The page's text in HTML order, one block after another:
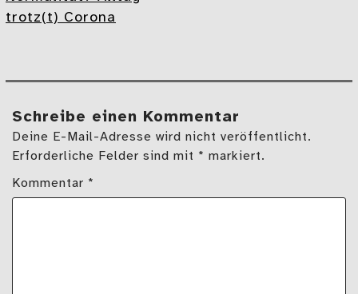
trotz(t) Corona
Schreibe einen Kommentar
Deine E-Mail-Adresse wird nicht veröffentlicht.
Erforderliche Felder sind mit * markiert.
Kommentar *